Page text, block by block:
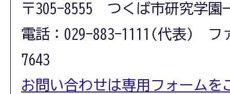
〒305-8555 つくば市研究学園
電話：029-883-1111(代表) フ
7643
お問い合わせは専用フォームを